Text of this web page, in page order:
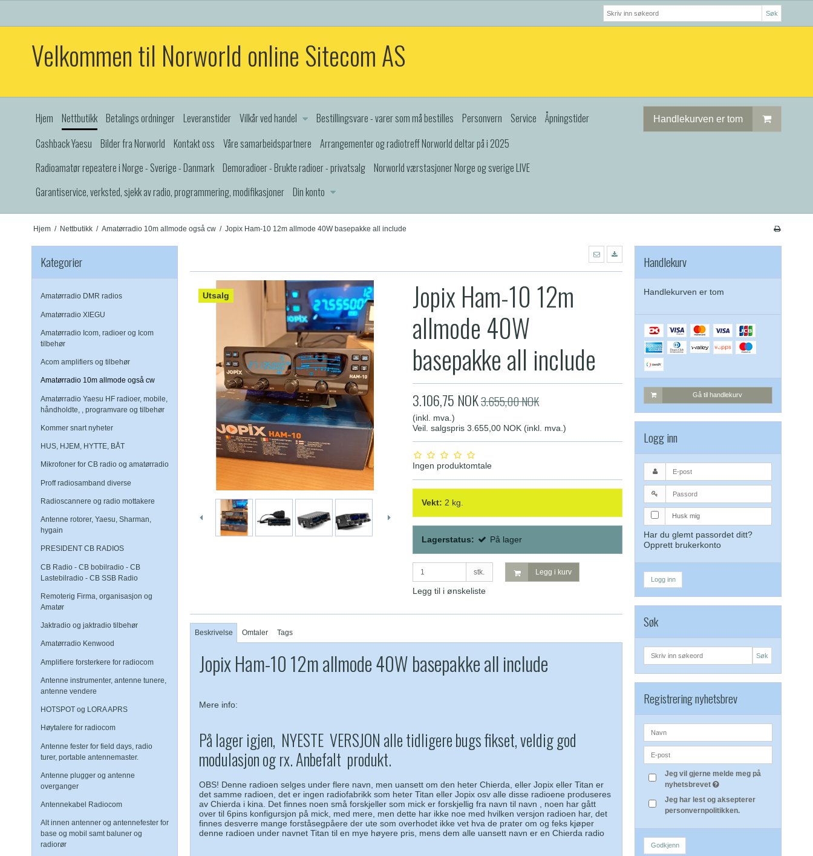
Søk
Velkommen til Norworld online Sitecom AS
Hjem Nettbutikk Betalings ordninger Leveranstider Vilkår ved handel Bestillingsvare - varer som må bestilles Personvern Service
Åpningstider
Cashback Yaesu
Bilder fra Norworld Kontakt oss Våre samarbeidspartnere
Arrangementer og radiotreff Norworld deltar på i 2025
Radioamatør repeatere i Norge - Sverige - Danmark Demoradioer - Brukte radioer - privatsalg Norworld værstasjoner Norge og sverige LIVE
Garantiservice, verksted, sjekk av radio, programmering, modifikasjoner Din konto
Handlekurven er tom
Hjem / Nettbutikk / Amatørradio 10m allmode også cw / Jopix Ham-10 12m allmode 40W basepakke all include
Kategorier
Amatørradio DMR radios
Amatørradio XIEGU
Amatørradio Icom, radioer og Icom
tilbehør
Acom amplifiers og tilbehør
Amatørradio 10m allmode også cw
Amatørradio Yaesu HF radioer, mobile,
håndholdte, , programvare og tilbehør
Kommer snart nyheter
HUS, HJEM, HYTTE, BÅT
Mikrofoner for CB radio og amatørradio
Proff radiosamband diverse
Radioscannere og radio mottakere
Antenne rotorer, Yaesu, Sharman,
hygain
PRESIDENT CB RADIOS
CB Radio - CB bobilradio - CB
Lastebilradio - CB SSB Radio
Remoterig Firma, organisasjon og
Amatør
Jaktradio og jaktradio tilbehør
Amatørradio Kenwood
Amplifiere forsterkere for radiocom
Antenne instrumenter, antenne tunere,
antenne vendere
HOTSPOT og LORA APRS
Høytalere for radiocom
Antenne fester for field days, radio
turer, portable antennemaster.
Antenne plugger og antenne
overganger
Antennekabel Radiocom
Alt innen antenner og antennefester for
base og mobil samt baluner og
radiorør
Utsalg
Jopix Ham-10 12m
allmode 40W
basepakke all include
3.106,75 NOK3.655,00 NOK
(inkl. mva.)
Veil. salgspris 3.655,00 NOK (inkl. mva.)
Ingen produktomtale
Vekt: 2 kg.
Lagerstatus: På lager
stk. Legg i kurv
Legg til i ønskeliste
Beskrivelse Omtaler Tags
Jopix Ham-10 12m allmode 40W basepakke all include
Mere info:
På lager igjen, NYESTE VERSJON alle tidligere bugs fikset, veldig god
modulasjon og rx. Anbefalt produkt.
OBS! Denne radioen selges under flere navn, men uansett om den heter Chierda, eller Jopix eller Titan er
det samme radioen, det er ingen radiofabrikk som heter Titan eller Jopix osv alle disse radioene produseres
av Chierda i kina. Det finnes noen små forskjeller som mick er forskjellig fra navn til navn , noen har gått
over til 6pins konfigursjon på mick, med mere, men dette har ikke noe med hvilken versjon radioen har, det
finnes desverre mange forståsegpåere der ute som overhodet ikke vet hva de prater om og feks kjøper
denne radioen under navnet Titan til en mye høyere pris, mens dem alle uansett navn er en Chierda radio
Handlekurv
Handlekurven er tom
Gå til handlekurv
Logg inn
Husk mig
Har du glemt passordet ditt?
Opprett brukerkonto
Logg inn
Søk
Søk
Registrering nyhetsbrev
Jeg vil gjerne melde meg på
nyhetsbrevet
Jeg har lest og aksepterer
personvernpolitikken.
Godkjenn